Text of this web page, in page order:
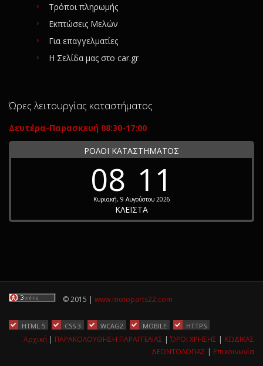
Τρόποι πληρωμής
Εκπτώσεις Μελών
Για επαγγελματίες
Η Σελίδα μας στο car.gr
Ώρες λειτουργίας καταστήματος
Δευτέρα-Παρασκευή 08:30-17:00
ΡΟΛΟΪ ΚΑΤΑΣΤΗΜΑΤΟΣ
08 11
Κυριακή, 9 Αυγούστου 2026
ΚΛΕΙΣΤΑ
© 2015 | www.motoparts22.com
HTML 5 CSS 3 WCAG2 MOBILE HTTPS
Αρχική | ΠΑΡΑΚΟΛΟΥΘΗΣΗ ΠΑΡΑΓΓΕΛΙΑΣ |ΌΡΟΙ ΧΡΗΣΗΣ | ΚΩΔΙΚΑΣ
ΔΕΟΝΤΟΛΟΓΙΑΣ | Επικοινωνία